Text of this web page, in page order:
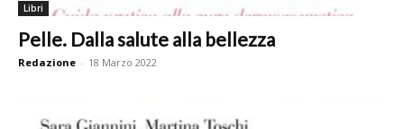
Libri
Pelle. Dalla salute alla bellezza
Redazione - 18 Marzo 2022